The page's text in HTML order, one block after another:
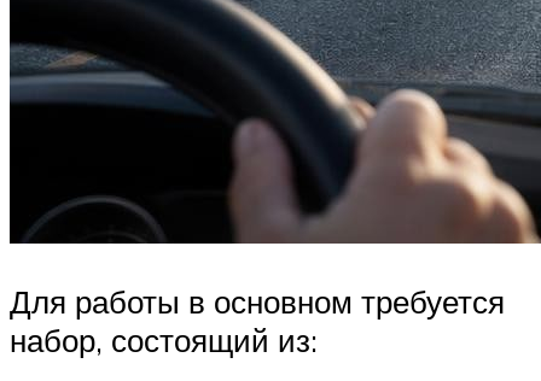
Для работы в основном требуется
набор, состоящий из: